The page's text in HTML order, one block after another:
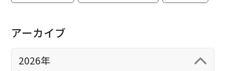
アーカイブ
2026年